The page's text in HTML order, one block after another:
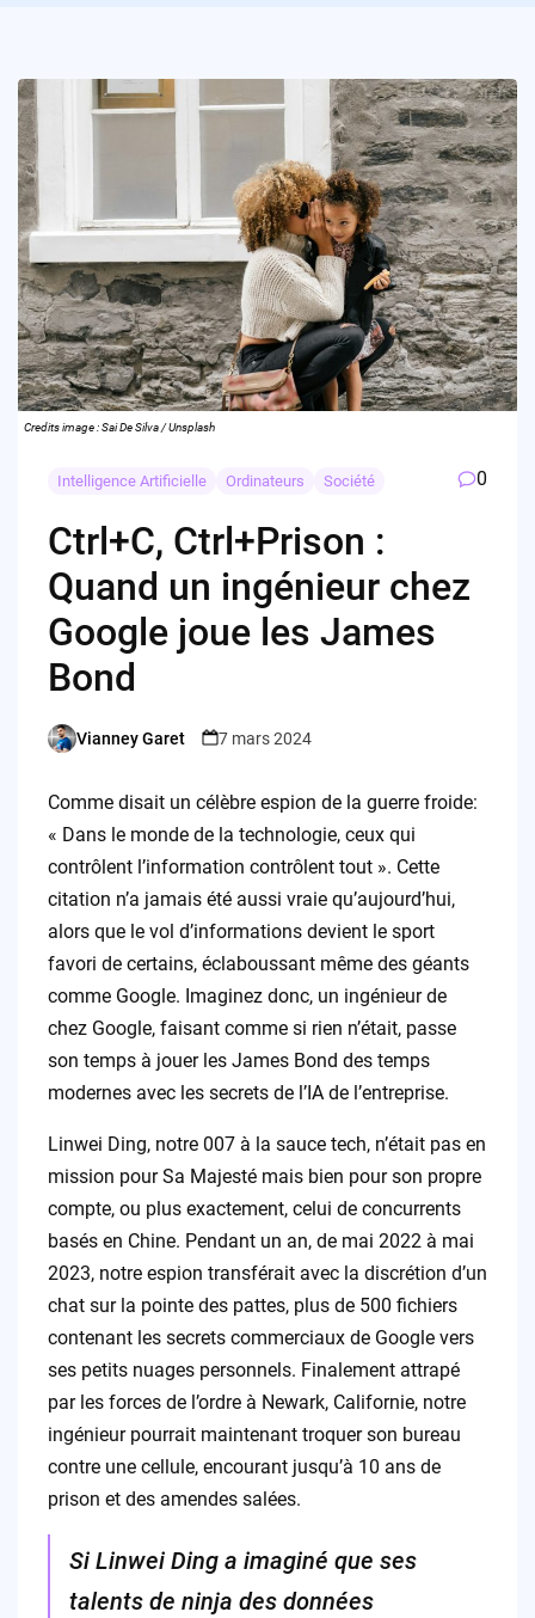
Credits image : Sai De Silva / Unsplash
Intelligence Artificielle Ordinateurs Société 0
Ctrl+C, Ctrl+Prison :
Quand un ingénieur chez
Google joue les James
Bond
Posted
Vianney Garet 7 mars 2024
Comme disait un célèbre espion de la guerre froide:
« Dans le monde de la technologie, ceux qui
contrôlent l’information contrôlent tout ». Cette
citation n’a jamais été aussi vraie qu’aujourd’hui,
alors que le vol d’informations devient le sport
favori de certains, éclaboussant même des géants
comme Google. Imaginez donc, un ingénieur de
chez Google, faisant comme si rien n’était, passe
son temps à jouer les James Bond des temps
modernes avec les secrets de l’IA de l’entreprise.
Linwei Ding, notre 007 à la sauce tech, n’était pas en
mission pour Sa Majesté mais bien pour son propre
compte, ou plus exactement, celui de concurrents
basés en Chine. Pendant un an, de mai 2022 à mai
2023, notre espion transférait avec la discrétion d’un
chat sur la pointe des pattes, plus de 500 fichiers
contenant les secrets commerciaux de Google vers
ses petits nuages personnels. Finalement attrapé
par les forces de l’ordre à Newark, Californie, notre
ingénieur pourrait maintenant troquer son bureau
contre une cellule, encourant jusqu’à 10 ans de
prison et des amendes salées.
Si Linwei Ding a imaginé que ses
talents de ninja des données